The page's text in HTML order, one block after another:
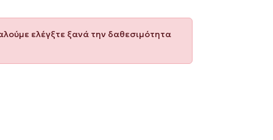
ελέγξτε ξανά την δαθεσιμότητα